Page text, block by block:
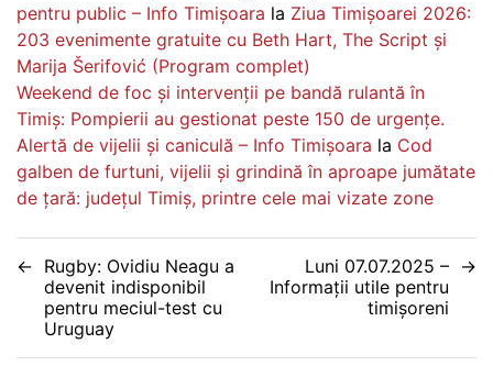
pentru public – Info Timișoara la Ziua Timișoarei 2026:
203 evenimente gratuite cu Beth Hart, The Script și
Marija Šerifović (Program complet)
Weekend de foc și intervenții pe bandă rulantă în
Timiș: Pompierii au gestionat peste 150 de urgențe.
Alertă de vijelii și caniculă – Info Timișoara la Cod
galben de furtuni, vijelii și grindină în aproape jumătate
de țară: județul Timiș, printre cele mai vizate zone
Navigare
articole
Rugby: Ovidiu Neagu a
devenit indisponibil
pentru meciul-test cu
Uruguay
Luni 07.07.2025 –
Informații utile pentru
timișoreni